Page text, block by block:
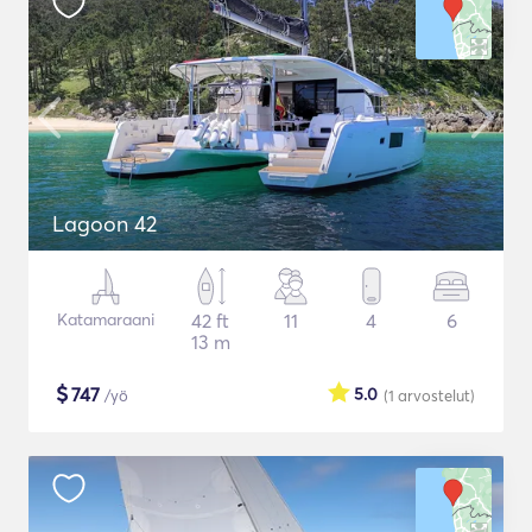
Lagoon 42
Katamaraani
42 ft
13 m
11 4 6
$747 /yö (1 arvostelut)
5.0